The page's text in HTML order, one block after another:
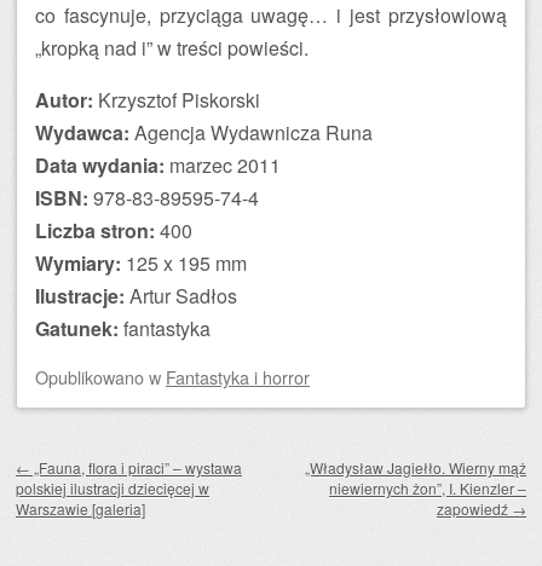
co fascynuje, przyciąga uwagę… i jest przysłowiową
„kropką nad i” w treści powieści.
Autor: Krzysztof Piskorski
Wydawca: Agencja Wydawnicza Runa
Data wydania: marzec 2011
ISBN: 978-83-89595-74-4
Liczba stron: 400
Wymiary: 125 x 195 mm
Ilustracje: Artur Sadłos
Gatunek: fantastyka
Opublikowanow Fantastyka i horror
← „Fauna, flora i piraci” – wystawa
polskiej ilustracji dziecięcej w
Warszawie [galeria]
„Władysław Jagiełło. Wierny mąż
niewiernych żon”, I. Kienzler –
zapowiedź →